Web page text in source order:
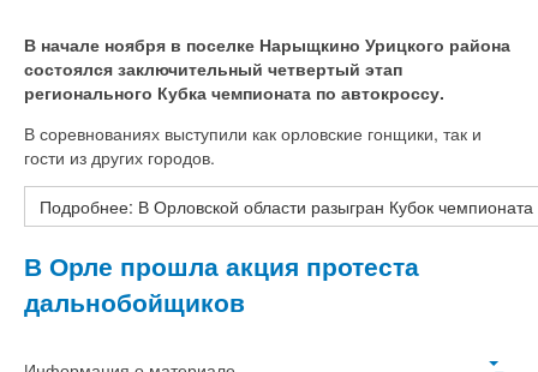
В начале ноября в поселке Нарыщкино Урицкого района
состоялся заключительный четвертый этап
регионального Кубка чемпионата по автокроссу.
В соревнованиях выступили как орловские гонщики, так и
гости из других городов.
Подробнее: В Орловской области разыгран Кубок чемпионата
В Орле прошла акция протеста
дальнобойщиков